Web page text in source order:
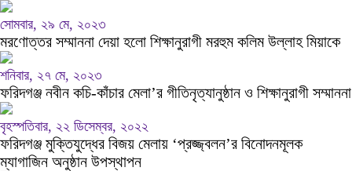
সোমবার, ২৯ মে, ২০২৩
মরণোত্তর সম্মাননা দেয়া হলো শিক্ষানুরাগী মরহুম কলিম উল্লাহ মিয়াকে
শনিবার, ২৭ মে, ২০২৩
ফরিদগঞ্জ নবীন কচি-কাঁচার মেলা’র গীতিনৃত্যানুষ্ঠান ও শিক্ষানুরাগী সম্মাননা
বৃহস্পতিবার, ২২ ডিসেম্বর, ২০২২
ফরিদগঞ্জ মুক্তিযুদ্ধের বিজয় মেলায় ‘প্রজ্জ্বলন’র বিনোদনমূলক
ম্যাগাজিন অনুষ্ঠান উপস্থাপন